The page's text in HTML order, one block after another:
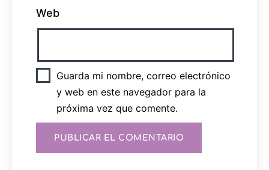
Web
Guarda mi nombre, correo electrónico
y web en este navegador para la
próxima vez que comente.